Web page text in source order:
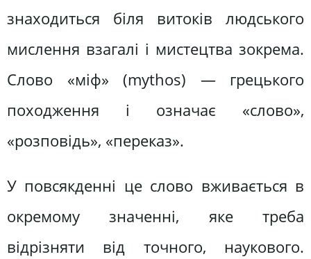
знаходиться біля витоків людського
мислення взагалі і мистецтва зокрема.
Слово «міф» (mythos) — грецького
походження і означає «слово»,
«розповідь», «переказ».
У повсякденні це слово вживається в
окремому значенні, яке треба
відрізняти від точного, наукового.